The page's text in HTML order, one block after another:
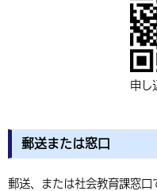
申し
郵送または窓口
郵送、または社会教育課窓口